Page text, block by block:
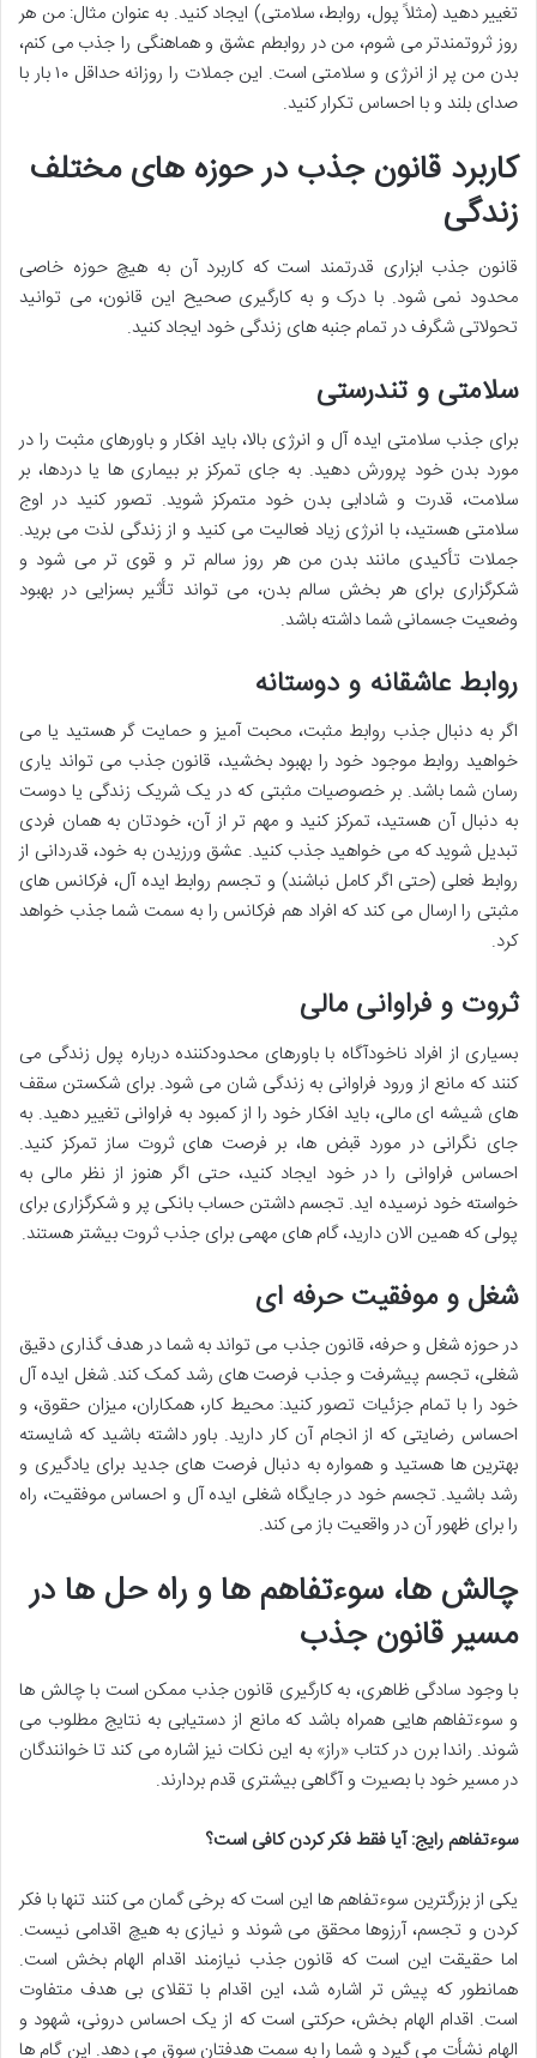
تغییر دهید (مثلاً پول، روابط، سلامتی) ایجاد کنید. به عنوان مثال: من هر
روز ثروتمندتر می شوم، من در روابطم عشق و هماهنگی را جذب می کنم،
بدن من پر از انرژی و سلامتی است. این جملات را روزانه حداقل ۱۰ بار با
صدای بلند و با احساس تکرار کنید.
کاربرد قانون جذب در حوزه های مختلف
زندگی
قانون جذب ابزاری قدرتمند است که کاربرد آن به هیچ حوزه خاصی
محدود نمی شود. با درک و به کارگیری صحیح این قانون، می توانید
تحولاتی شگرف در تمام جنبه های زندگی خود ایجاد کنید.
سلامتی و تندرستی
برای جذب سلامتی ایده آل و انرژی بالا، باید افکار و باورهای مثبت را در
مورد بدن خود پرورش دهید. به جای تمرکز بر بیماری ها یا دردها، بر
سلامت، قدرت و شادابی بدن خود متمرکز شوید. تصور کنید در اوج
سلامتی هستید، با انرژی زیاد فعالیت می کنید و از زندگی لذت می برید.
جملات تأکیدی مانند بدن من هر روز سالم تر و قوی تر می شود و
شکرگزاری برای هر بخش سالم بدن، می تواند تأثیر بسزایی در بهبود
وضعیت جسمانی شما داشته باشد.
روابط عاشقانه و دوستانه
اگر به دنبال جذب روابط مثبت، محبت آمیز و حمایت گر هستید یا می
خواهید روابط موجود خود را بهبود بخشید، قانون جذب می تواند یاری
رسان شما باشد. بر خصوصیات مثبتی که در یک شریک زندگی یا دوست
به دنبال آن هستید، تمرکز کنید و مهم تر از آن، خودتان به همان فردی
تبدیل شوید که می خواهید جذب کنید. عشق ورزیدن به خود، قدردانی از
روابط فعلی (حتی اگر کامل نباشند) و تجسم روابط ایده آل، فرکانس های
مثبتی را ارسال می کند که افراد هم فرکانس را به سمت شما جذب خواهد
کرد.
ثروت و فراوانی مالی
بسیاری از افراد ناخودآگاه با باورهای محدودکننده درباره پول زندگی می
کنند که مانع از ورود فراوانی به زندگی شان می شود. برای شکستن سقف
های شیشه ای مالی، باید افکار خود را از کمبود به فراوانی تغییر دهید. به
جای نگرانی در مورد قبض ها، بر فرصت های ثروت ساز تمرکز کنید.
احساس فراوانی را در خود ایجاد کنید، حتی اگر هنوز از نظر مالی به
خواسته خود نرسیده اید. تجسم داشتن حساب بانکی پر و شکرگزاری برای
پولی که همین الان دارید، گام های مهمی برای جذب ثروت بیشتر هستند.
شغل و موفقیت حرفه ای
در حوزه شغل و حرفه، قانون جذب می تواند به شما در هدف گذاری دقیق
شغلی، تجسم پیشرفت و جذب فرصت های رشد کمک کند. شغل ایده آل
خود را با تمام جزئیات تصور کنید: محیط کار، همکاران، میزان حقوق، و
احساس رضایتی که از انجام آن کار دارید. باور داشته باشید که شایسته
بهترین ها هستید و همواره به دنبال فرصت های جدید برای یادگیری و
رشد باشید. تجسم خود در جایگاه شغلی ایده آل و احساس موفقیت، راه
را برای ظهور آن در واقعیت باز می کند.
چالش ها، سوءتفاهم ها و راه حل ها در
مسیر قانون جذب
با وجود سادگی ظاهری، به کارگیری قانون جذب ممکن است با چالش ها
و سوءتفاهم هایی همراه باشد که مانع از دستیابی به نتایج مطلوب می
شوند. راندا برن در کتاب «راز» به این نکات نیز اشاره می کند تا خوانندگان
در مسیر خود با بصیرت و آگاهی بیشتری قدم بردارند.
سوءتفاهم رایج: آیا فقط فکر کردن کافی است؟
یکی از بزرگترین سوءتفاهم ها این است که برخی گمان می کنند تنها با فکر
کردن و تجسم، آرزوها محقق می شوند و نیازی به هیچ اقدامی نیست.
اما حقیقت این است که قانون جذب نیازمند اقدام الهام بخش است.
همانطور که پیش تر اشاره شد، این اقدام با تقلای بی هدف متفاوت
است. اقدام الهام بخش، حرکتی است که از یک احساس درونی، شهود و
الهام نشأت می گیرد و شما را به سمت هدفتان سوق می دهد. این گام ها